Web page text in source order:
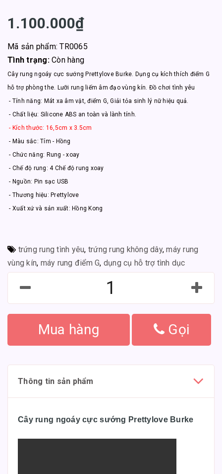
1.100.000₫
Mã sản phẩm: TR0065
Tình trạng: Còn hàng
Cây rung ngoáy cực sướng Prettylove Burke. Dụng cụ kích thích điểm G
hỗ trợ phòng the. Lưỡi rung liếm âm đạo vùng kín. Đồ chơi tình yêu
- Tính năng: Mát xa âm vật, điểm G, Giải tỏa sinh lý nữ hiệu quả.
- Chất liệu: Silicone ABS an toàn và lành tính.
- Kích thước: 16,5cm x 3.5cm
- Màu sắc: Tím - Hồng
- Chức năng: Rung - xoay
- Chế độ rung: 4 Chế độ rung xoay
- Nguồn: Pin sạc USB
- Thương hiệu: Prettylove
- Xuất xứ và sản xuất: Hồng Kong
trứng rung tình yêu, trứng rung không dây,máy rung
vùng kín, máy rung điểm G, dụng cụ hỗ trợ tình dục
Mua hàng Gọi
Thông tin sản phẩm
Cây rung ngoáy cực sướng Prettylove Burke